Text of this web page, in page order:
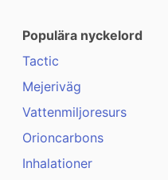
Populära nyckelord
Tactic
Mejeriväg
Vattenmiljoresurs
Orioncarbons
Inhalationer